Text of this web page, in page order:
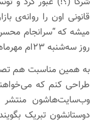
قانونی اون را روانه‌ی
میشه که “سرانجام
روز سه‌شنبه ۲۳ام مهرماه سال ۱۳۸۷ روانه‌ی بازار کرد”.
به همین مناسبت هم
طراحی کنم که
وب‌سایت‌هاشون منتشر
دوستانشون تبریک